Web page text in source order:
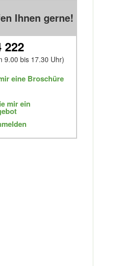
Ihnen gerne!
222
9.00 bis 17.30 Uhr)
eine Broschüre
mir ein